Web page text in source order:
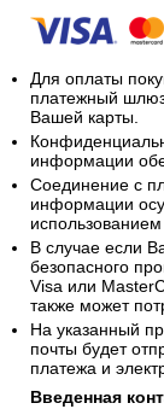
Для оплаты
платежный
Вашей карты.
информации
Соединение с
информации
В случае если
безопасного
Visa или
также может
На указанный
почты будет
платежа и
Введенная